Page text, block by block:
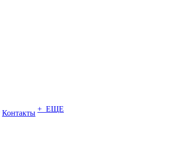
Контакты + ЕЩЕ